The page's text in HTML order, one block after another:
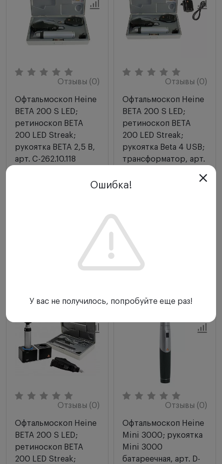
Отзывы (0)
Офтальмоскоп Heine
BETA 200 S LED;
ретиноскоп BETA
200 LED Streak;
рукоятка BETA 2,5 В,
арт. C-262.10.118
Отзывы (0)
Офтальмоскоп Heine
BETA 200 S LED;
ретиноскоп BETA
200 LED Streak;
рукоятка Beta 4 USB;
трансформатор, арт.
Heine
Отзывы (0)
Офтальмоскоп Heine
BETA 200 S LED;
ретиноскоп BETA
200 LED Streak;
Отзывы (0)
Офтальмоскоп Heine
Mini 3000; рукоятка
Mini 3000
батареечная, арт. D-
Ошибка!
У вас не получилось, попробуйте еще раз!